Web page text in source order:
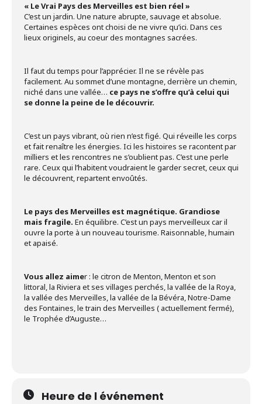
« Le Vrai Pays des Merveilles est bien réel »
C’est un jardin. Une nature abrupte, sauvage et absolue.
Certaines espèces ont choisi de ne vivre qu’ici. Dans ces
lieux originels, au coeur des montagnes sacrées.
Il faut du temps pour l’apprécier. Il ne se révèle pas
facilement. Au sommet d’une montagne, derrière un chemin,
niché dans une vallée… ce pays ne s’offre qu’à celui qui
se donne la peine de le découvrir.
C’est un pays vibrant, où rien n’est figé. Qui réveille les corps
et fait renaître les énergies. Ici les histoires se racontent par
milliers et les rencontres ne s’oublient pas. C’est une perle
rare. Ceux qui l’habitent voudraient le garder secret, ceux qui
le découvrent, repartent envoûtés.
Le pays des Merveilles est magnétique. Grandiose
mais fragile. En équilibre. C’est un pays merveilleux car il
ouvre la porte à un nouveau tourisme. Raisonnable, humain
et apaisé.
Vous allez aimer : le citron de Menton, Menton et son
littoral, la Riviera et ses villages perchés, la vallée de la Roya,
la vallée des Merveilles, la vallée de la Bévéra, Notre-Dame
des Fontaines, le train des Merveilles ( actuellement fermé),
le Trophée d’Auguste…
Heure de l événement